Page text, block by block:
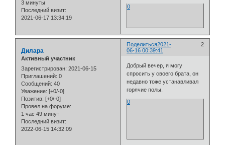
3 минуты
Последний визит:
2021-06-17 13:34:19
0
Поделиться 2
2021-
06-16 00:39:41
Дилара
Активный участник
Зарегистрирован: 2021-06-15
Приглашений: 0
Сообщений: 40
Уважение: [+0/-0]
Позитив: [+0/-0]
Провел на форуме:
1 час 49 минут
Последний визит:
2022-06-15 14:32:09
Добрый вечер, я могу
спросить у своего брата, он
недавно тоже устанавливал
горячие полы.
0